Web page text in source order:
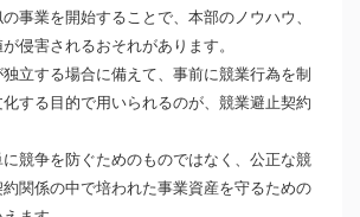
事業を開始することで、本部のノウハウ、
侵害されるおそれがあります。
立する場合に備えて、事前に競業行為を制
する目的で用いられるのが、競業避止契約
競争を防ぐためのものではなく、公正な競
関係の中で培われた事業資産を守るための